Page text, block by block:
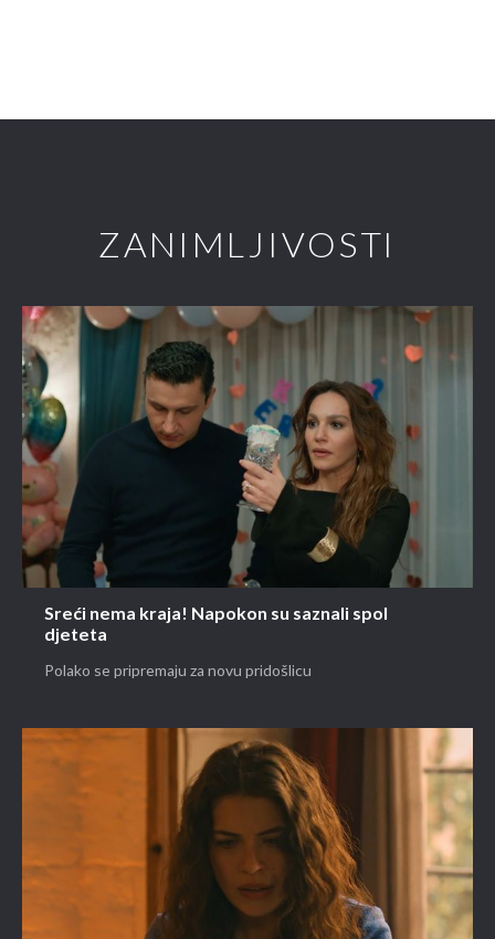
ZANIMLJIVOSTI
Sreći nema kraja! Napokon su saznali spol
djeteta
Polako se pripremaju za novu pridošlicu